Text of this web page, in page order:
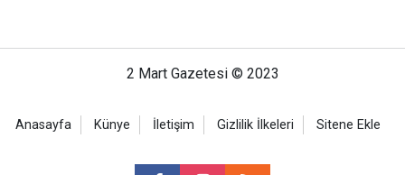
2 Mart Gazetesi © 2023
Anasayfa Künye İletişim Gizlilik İlkeleri Sitene Ekle